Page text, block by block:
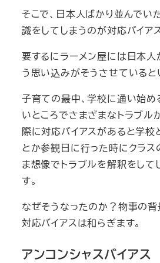
そこで、日本人ばかり並んでい
識をしてしまうのが対応バイア
要するにラーメン屋には日本
う思い込みがそうさせていると
子育ての最中、学校に通い始
いところでさまざまなトラブル
際に対応バイアスがあると学校
とか参観日に行った時にクラ
ま想像でトラブルを解釈をして
す。
なぜそうなったのか？物事の
対応バイアスは和らぎます。
アンコンシャスバイアス